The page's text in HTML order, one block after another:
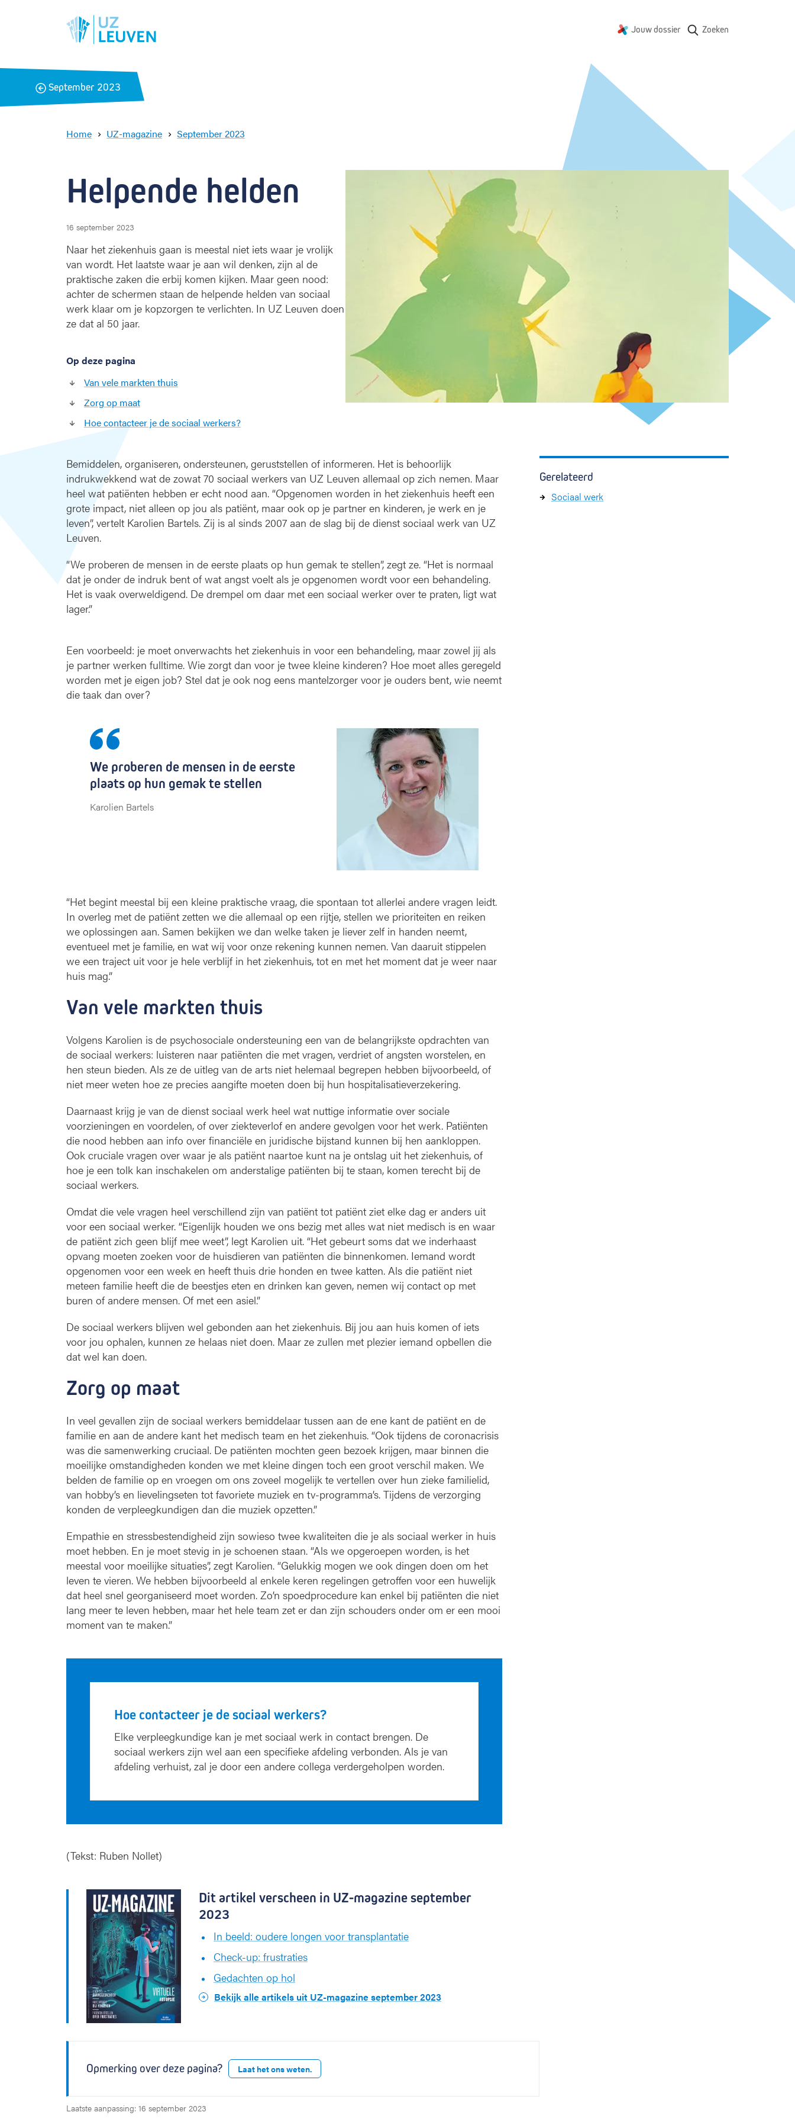
Jouw dossier Zoeken
B
a
September 2023
Home UZ-magazine September 2023
p
e
h
e
d
e
n
Helpende helden
16 september 2023
Naar het ziekenhuis gaan is meestal niet iets waar je vrolijk
van wordt. Het laatste waar je aan wil denken, zijn al de
praktische zaken die erbij komen kijken. Maar geen nood:
achter de schermen staan de helpende helden van sociaal
werk klaar om je kopzorgen te verlichten. In UZ Leuven doen
ze dat al 50 jaar.
Op deze pagina
Van vele markten thuis
Zorg op maat
Hoe contacteer je de sociaal werkers?
Bemiddelen, organiseren, ondersteunen, geruststellen of informeren. Het is behoorlijk
indrukwekkend wat de zowat 70 sociaal werkers van UZ Leuven allemaal op zich nemen. Maar
heel wat patiënten hebben er echt nood aan. “Opgenomen worden in het ziekenhuis heeft een
grote impact, niet alleen op jou als patiënt, maar ook op je partner en kinderen, je werk en je
leven”, vertelt Karolien Bartels. Zij is al sinds 2007 aan de slag bij de dienst sociaal werk van UZ
Leuven.
“We proberen de mensen in de eerste plaats op hun gemak te stellen”, zegt ze. “Het is normaal
dat je onder de indruk bent of wat angst voelt als je opgenomen wordt voor een behandeling.
Het is vaak overweldigend. De drempel om daar met een sociaal werker over te praten, ligt wat
lager.”
Een voorbeeld: je moet onverwachts het zieken­huis in voor een behandeling, maar zowel jij als
je partner werken fulltime. Wie zorgt dan voor je twee kleine kinderen? Hoe moet alles geregeld
worden met je eigen job? Stel dat je ook nog eens mantelzorger voor je ouders bent, wie neemt
die taak dan over?
We proberen de mensen in de eerste
plaats op hun gemak te stellen
Karolien Bartels
“Het begint meestal bij een kleine praktische vraag, die spontaan tot allerlei andere vragen leidt.
In overleg met de patiënt zetten we die allemaal op een rijtje, stellen we prioriteiten en reiken
we oplossingen aan. Samen bekijken we dan welke taken je liever zelf in handen neemt,
eventueel met je familie, en wat wij voor onze rekening kunnen nemen. Van daaruit stippelen
we een traject uit voor je hele verblijf in het ziekenhuis, tot en met het moment dat je weer naar
huis mag.”
Van vele markten thuis
Volgens Karolien is de psychosociale ondersteuning een van de belangrijkste opdrachten van
de sociaal werkers: luisteren naar patiënten die met vragen, verdriet of angsten worstelen, en
hen steun bieden. Als ze de uitleg van de arts niet helemaal begrepen hebben bijvoorbeeld, of
niet meer weten hoe ze precies aangifte moeten doen bij hun hospitalisatieverzekering.
Daarnaast krijg je van de dienst sociaal werk heel wat nuttige informatie over sociale
voorzieningen en voordelen, of over ziekteverlof en andere gevolgen voor het werk. Patiënten
die nood hebben aan info over financiële en juridische bijstand kunnen bij hen aankloppen.
Ook cruciale vragen over waar je als patiënt naartoe kunt na je ontslag uit het ziekenhuis, of
hoe je een tolk kan inschakelen om anderstalige patiënten bij te staan, komen terecht bij de
sociaal werkers.
Omdat die vele vragen heel verschillend zijn van patiënt tot patiënt ziet elke dag er anders uit
voor een sociaal werker. “Eigenlijk houden we ons bezig met alles wat niet medisch is en waar
de patiënt zich geen blijf mee weet”, legt Karolien uit. “Het gebeurt soms dat we inderhaast
opvang moeten zoeken voor de huisdieren van patiënten die binnenkomen. Iemand wordt
opgenomen voor een week en heeft thuis drie honden en twee katten. Als die patiënt niet
meteen familie heeft die de beestjes eten en drinken kan geven, nemen wij contact op met
buren of andere mensen. Of met een asiel.”
De sociaal werkers blijven wel gebonden aan het ziekenhuis. Bij jou aan huis komen of iets
voor jou ophalen, kunnen ze helaas niet doen. Maar ze zullen met plezier iemand opbellen die
dat wel kan doen.
Zorg op maat
In veel gevallen zijn de sociaal werkers bemiddelaar tussen aan de ene kant de patiënt en de
familie en aan de andere kant het medisch team en het ziekenhuis. “Ook tijdens de coronacrisis
was die samenwerking cruciaal. De patiënten mochten geen bezoek krijgen, maar binnen die
moeilijke omstandigheden konden we met kleine dingen toch een groot verschil maken. We
belden de familie op en vroegen om ons zoveel mogelijk te vertellen over hun zieke familielid,
van hobby’s en lievelingseten tot favoriete muziek en tv-programma’s. Tijdens de verzorging
konden de verpleegkundigen dan die muziek opzetten.”
Empathie en stressbestendigheid zijn sowieso twee kwaliteiten die je als sociaal werker in huis
moet hebben. En je moet stevig in je schoenen staan. “Als we opgeroepen worden, is het
meestal voor moeilijke situaties”, zegt Karolien. “Gelukkig mogen we ook dingen doen om het
leven te vieren. We hebben bijvoorbeeld al enkele keren regelingen getroffen voor een huwelijk
dat heel snel georganiseerd moet worden. Zo’n spoedprocedure kan enkel bij patiënten die niet
lang meer te leven hebben, maar het hele team zet er dan zijn schouders onder om er een mooi
moment van te maken.”
Hoe contacteer je de sociaal werkers?
Elke verpleegkundige kan je met sociaal werk in contact brengen. De
sociaal werkers zijn wel aan een specifieke afdeling verbonden. Als je van
afdeling verhuist, zal je door een andere collega verder­geholpen worden.
(Tekst: Ruben Nollet)
Dit artikel verscheen in UZ-magazine september
2023
In beeld: oudere longen voor transplantatie
Check-up: frustraties
Gedachten op hol
Bekijk alle artikels uit UZ-magazine september 2023
Opmerking over deze pagina? Laat het ons weten.
Laatste aanpassing: 16 september 2023
Gerelateerd
Sociaal werk